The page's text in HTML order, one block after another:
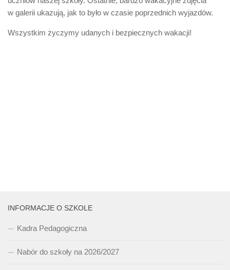
w galerii ukazują, jak to było w czasie poprzednich wyjazdów.
Wszystkim życzymy udanych i bezpiecznych wakacji!
INFORMACJE O SZKOLE
Kadra Pedagogiczna
Nabór do szkoły na 2026/2027